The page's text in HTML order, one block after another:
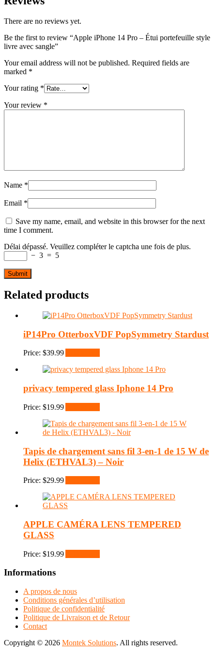
There are no reviews yet.
Be the first to review “Apple iPhone 14 Pro – Étui portefeuille style
livre avec sangle”
Your email address will not be published. Required fields are
marked *
Your rating *
Your review *
Name *
Email *
Save my name, email, and website in this browser for the next
time I comment.
Délai dépassé. Veuillez compléter le captcha une fois de plus.
− 3 = 5
Related products
iP14Pro OtterboxVDF PopSymmetry Stardust
Price: $39.99
privacy tempered glass Iphone 14 Pro
Price: $19.99
Tapis de chargement sans fil 3-en-1 de 15 W de
Helix (ETHVAL3) – Noir
Price: $29.99
APPLE CAMÉRA LENS TEMPERED
GLASS
Price: $19.99
Informations
A propos de nous
Conditions générales d’utilisation
Politique de confidentialité
Politique de Livraison et de Retour
Contact
Copyright © 2026 Montek Solutions. All rights reserved.